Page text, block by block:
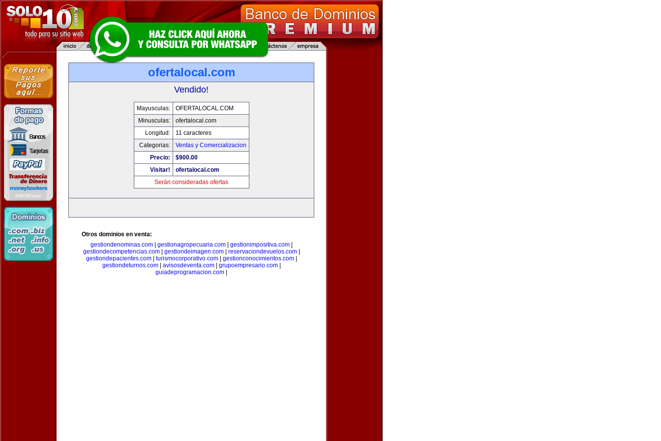
ofertalocal.com
Vendido!
Mayusculas:
OFERTALOCAL.COM
Minusculas:
ofertalocal.com
Longitud:
11 caracteres
Categorias:
Ventas y Comercializacion
Precio:
$900.00
Visitar!
ofertalocal.com
Serán consideradas ofertas
Otros dominios en venta:
gestiondenominas.com| gestionagropecuaria.com| gestionimpositiva.com|
gestiondecompetencias.com| gestiondeimagen.com| reservaciondevuelos.com|
gestiondepacientes.com| turismocorporativo.com| gestionconocimientos.com|
gestiondeturnos.com| avisosdeventa.com| grupoempresario.com|
guiadeprogramacion.com